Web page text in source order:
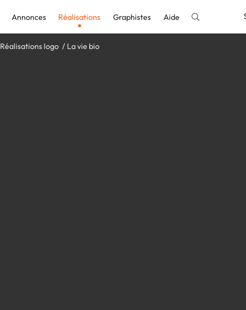
Annonces Réalisations Graphistes Aide
Réalisations logo La vie bio